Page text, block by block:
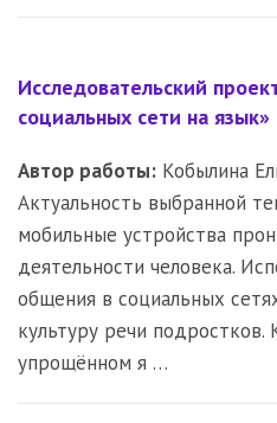
Исследовательский
социальных сети на язык»
Автор работы: Кобылина
Актуальность выбранной
мобильные устройства
деятельности человека.
общения в социальных
культуру речи
упрощённом я …